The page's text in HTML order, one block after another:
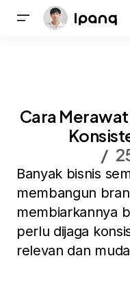
Cara
Banyak bisnis
membangun
membiarkannya
perlu dijaga
relevan dan